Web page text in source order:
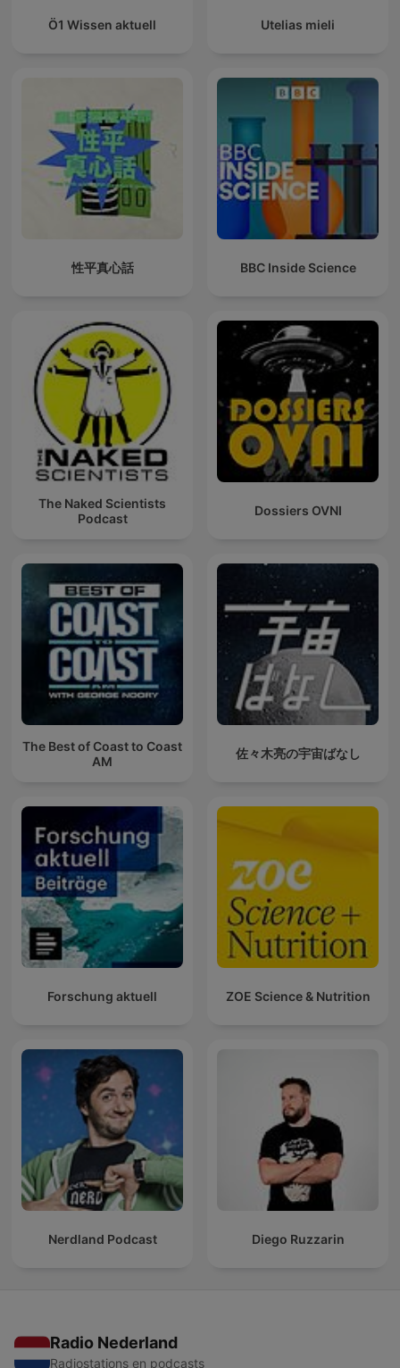
Ö1 Wissen aktuell Utelias mieli
性平真心話 BBC Inside Science
The Naked Scientists
Podcast
Dossiers OVNI
The Best of Coast to Coast
AM
佐々木亮の宇宙ばなし
Forschung aktuell ZOE Science & Nutrition
Nerdland Podcast Diego Ruzzarin
Radio Nederland
Radiostations en podcasts